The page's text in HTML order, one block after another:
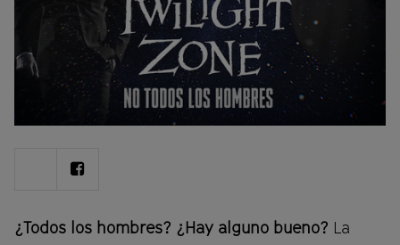
ShareShare
¿Todos los hombres? ¿Hay alguno bueno? La